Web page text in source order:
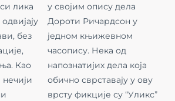
лика
без
Као
у својим опису дела
Дороти Ричардсон у
једном књижевном
часопису. Нека од
напознатијих дела која
обично сврставају у ову
врсту фикције су “Уликс”